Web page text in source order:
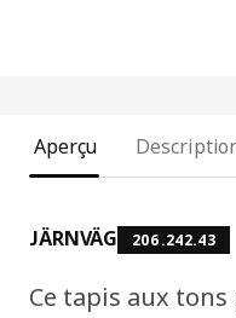
Aperçu
JÄRNVÄG 206.242.43
Ce tapis aux